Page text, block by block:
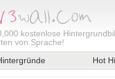
kostenlose
von Sprache!
Hot